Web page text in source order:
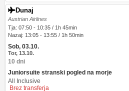
Dunaj
Austrian Airlines
Tja: 07:50 - 10:35 / 1h 45min
Nazaj: 13:05 - 13:55 / 1h 50min
Sob, 03.10.
Tor, 13.10.
10 dni
Juniorsuite stranski pogled na morje
All Inclusive
Brez transferja